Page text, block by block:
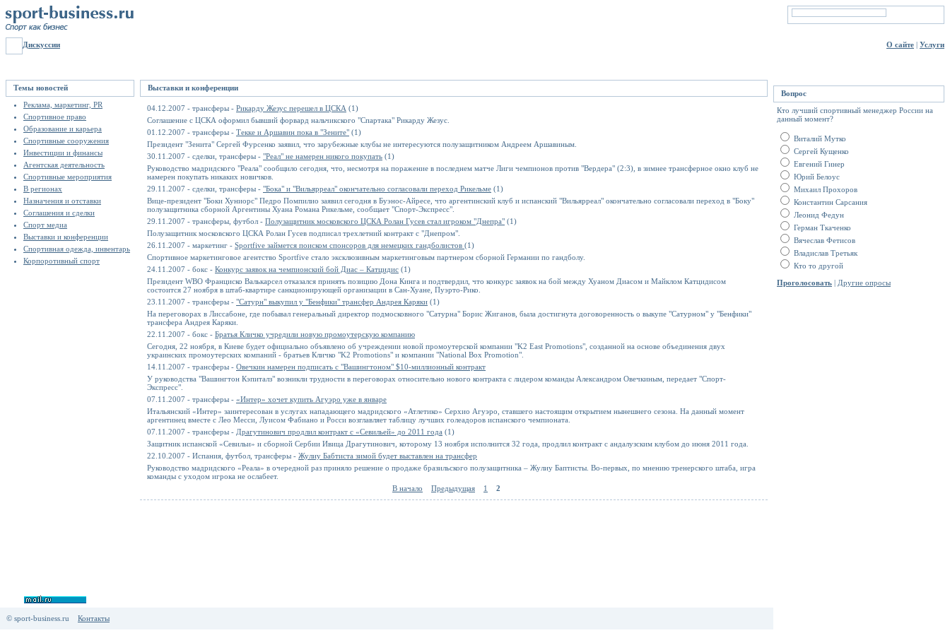
Дискуссии О сайте | Услуги
Темы новостей
Реклама, маркетинг, PR
Спортивное право
Образование и карьера
Спортивные сооружения
Инвестиции и финансы
Агентская деятельность
Спортивные мероприятия
В регионах
Назначения и отставки
Соглашения и сделки
Спорт медиа
Выставки и конференции
Спортивная одежда, инвентарь
Корпоротивный спорт
Выставки и конференции
04.12.2007 - трансферы - Рикарду Жезус перешел в ЦСКА (1)
Соглашение с ЦСКА оформил бывший форвард нальчикского "Спартака" Рикарду Жезус.
01.12.2007 - трансферы - Текке и Аршавин пока в "Зените" (1)
Президент "Зенита" Сергей Фурсенко заявил, что зарубежные клубы не интересуются полузащитником Андреем Аршавиным.
30.11.2007 - сделки, трансферы - "Реал" не намерен никого покупать (1)
Руководство мадридского "Реала" сообщило сегодня, что, несмотря на поражение в последнем матче Лиги чемпионов против "Вердера" (2:3), в зимнее трансферное окно клуб не
намерен покупать никаких новичков.
29.11.2007 - сделки, трансферы - "Бока" и "Вильярреал" окончательно согласовали переход Рикельме (1)
Вице-президент "Боки Хуниорс" Педро Помпилио заявил сегодня в Буэнос-Айресе, что аргентинский клуб и испанский "Вильярреал" окончательно согласовали переход в "Боку"
полузащитника сборной Аргентины Хуана Романа Рикельме, сообщает "Спорт-Экспресс".
29.11.2007 - трансферы, футбол - Полузащитник московского ЦСКА Ролан Гусев стал игроком "Днепра" (1)
Полузащитник московского ЦСКА Ролан Гусев подписал трехлетний контракт с "Днепром".
26.11.2007 - маркетинг - Sportfive займется поиском спонсоров для немецких гандболистов (1)
Спортивное маркетинговое агентство Sportfive стало эксклюзивным маркетинговым партнером сборной Германии по гандболу.
24.11.2007 - бокс - Конкурс заявок на чемпионский бой Диас – Катцидис (1)
Президент WBO Франциско Валькарсел отказался принять позицию Дона Кинга и подтвердил, что конкурс заявок на бой между Хуаном Диасом и Майклом Катцидисом
состоится 27 ноября в штаб-квартире санкционирующей организации в Сан-Хуане, Пуэрто-Рико.
23.11.2007 - трансферы - "Сатурн" выкупил у "Бенфики" трансфер Андрея Каряки (1)
На переговорах в Лиссабоне, где побывал генеральный директор подмосковного "Сатурна" Борис Жиганов, была достигнута договоренность о выкупе "Сатурном" у "Бенфики"
трансфера Андрея Каряки.
22.11.2007 - бокс - Братья Кличко учредили новую промоутерскую компанию
Сегодня, 22 ноября, в Киеве будет официально объявлено об учреждении новой промоутерской компании "K2 East Promotions", созданной на основе объединения двух
украинских промоутерских компаний - братьев Кличко "K2 Promotions" и компании "National Box Promotion".
14.11.2007 - трансферы - Овечкин намерен подписать с "Вашингтоном" $10-миллионный контракт
У руководства "Вашингтон Кэпиталз" возникли трудности в переговорах относительно нового контракта с лидером команды Александром Овечкиным , передает "Спорт-
Экспресс".
07.11.2007 - трансферы - «Интер» хочет купить Агуэро уже в январе
Итальянский «Интер» заинтересован в услугах нападающего мадридского «Атлетико» Серхио Агуэро, ставшего настоящим открытием нынешнего сезона. На данный момент
аргентинец вместе с Лео Месси, Луисом Фабиано и Росси возглавляет таблицу лучших голеадоров испанского чемпионата.
07.11.2007 - трансферы - Драгутинович продлил контракт с «Севильей» до 2011 года (1)
Защитник испанской «Севильи» и сборной Сербии Ивица Драгутинович, которому 13 ноября исполнится 32 года, продлил контракт с андалузским клубом до июня 2011 года.
22.10.2007 - Испания, футбол, трансферы - Жулиу Бабтиста зимой будет выставлен на трансфер
Руководство мадридского «Реала» в очередной раз приняло решение о продаже бразильского полузащитника – Жулиу Баптисты. Во-первых, по мнению тренерского штаба, игра
команды с уходом игрока не ослабеет.
В начало
Предыдущая 1 2
Вопрос
Кто лучший спортивный менеджер России на
данный момент?
Виталий Мутко
Сергей Кущенко
Евгений Гинер
Юрий Белоус
Михаил Прохоров
Константин Сарсания
Леонид Федун
Герман Ткаченко
Вячеслав Фетисов
Владислав Третьяк
Кто то другой
Проголосовать | Другие опросы
© sport-business.ru Контакты